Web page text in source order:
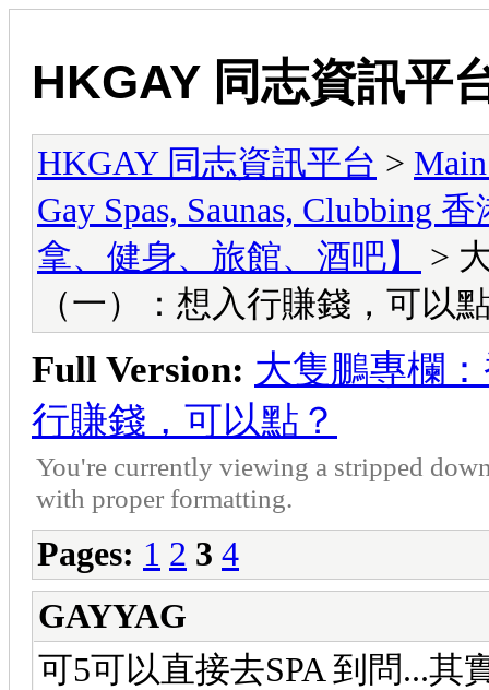
HKGAY 同志資訊平
HKGAY 同志資訊平台 >
Gay Spas, Saunas, Clubbing
拿、健身、旅館、酒吧】
>
（一）：想入行賺錢，可以
Full Version: 大隻鵬專欄
行賺錢，可以點？
You're currently viewing a stripped
with proper formatting.
Pages: 1 2 3 4
GAYYAG
可5可以直接去SPA 到問...其